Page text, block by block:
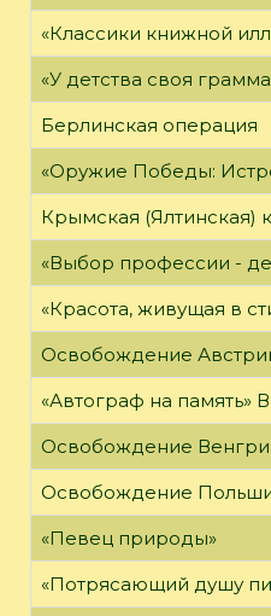
«Классики книжной
«У детства своя
Берлинская операция
«Оружие Победы:
Крымская (Ялтинская)
«Выбор профессии -
«Красота, живущая в
Освобождение
«Автограф на память»
Освобождение
Освобождение
«Певец природы»
«Потрясающий душу